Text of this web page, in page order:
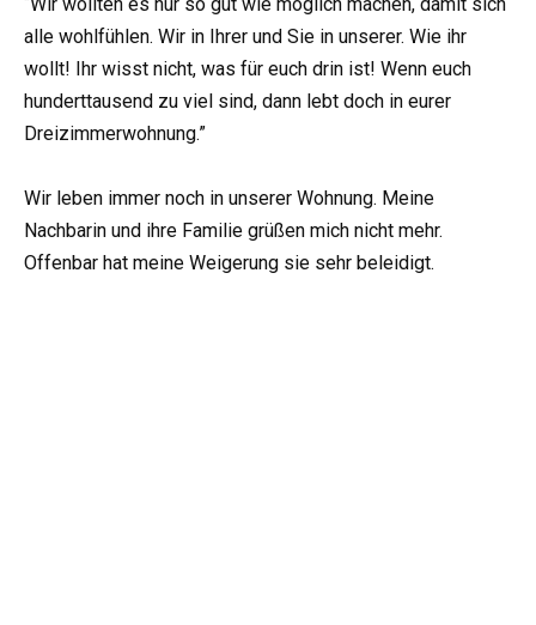
alle wohlfühlen. Wir in Ihrer und Sie in unserer. Wie ihr
wollt! Ihr wisst nicht, was für euch drin ist! Wenn euch
hunderttausend zu viel sind, dann lebt doch in eurer
Dreizimmerwohnung.”
Wir leben immer noch in unserer Wohnung. Meine
Nachbarin und ihre Familie grüßen mich nicht mehr.
Offenbar hat meine Weigerung sie sehr beleidigt.